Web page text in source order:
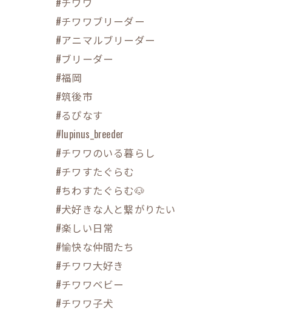
#チワワブリーダー
#アニマルブリーダー
#ブリーダー
#福岡
#筑後市
#るぴなす
#lupinus_breeder
#チワワのいる暮らし
#チワすたぐらむ
#ちわすたぐらむ🐶
#犬好きな人と繋がりたい
#楽しい日常
#愉快な仲間たち
#チワワ大好き
#チワワベビー
#チワワ子犬